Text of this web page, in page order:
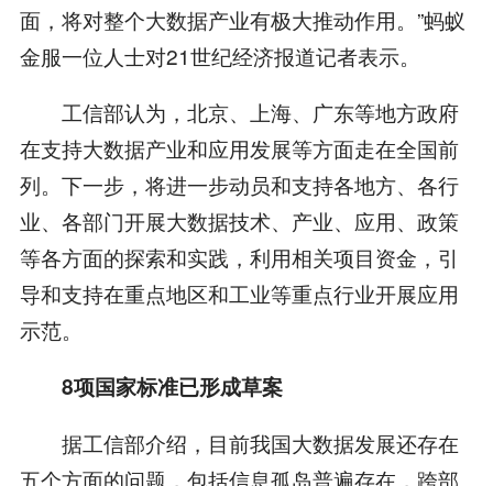
面，将对整个大数据产业有极大推动作用。”蚂蚁
金服一位人士对21世纪经济报道记者表示。
工信部认为，北京、上海、广东等地方政府
在支持大数据产业和应用发展等方面走在全国前
列。下一步，将进一步动员和支持各地方、各行
业、各部门开展大数据技术、产业、应用、政策
等各方面的探索和实践，利用相关项目资金，引
导和支持在重点地区和工业等重点行业开展应用
示范。
8项国家标准已形成草案
据工信部介绍，目前我国大数据发展还存在
五个方面的问题，包括信息孤岛普遍存在，跨部